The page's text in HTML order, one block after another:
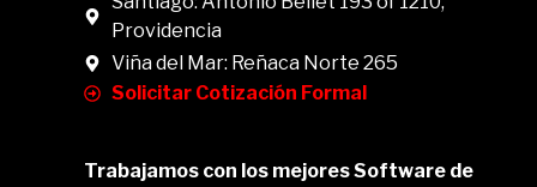
Providencia
Viña del Mar: Reñaca Norte 265
Solicitar Cotización Formal
Trabajamos con los mejores Software de